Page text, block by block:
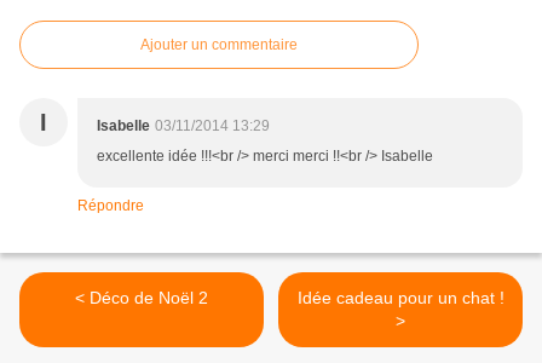
Ajouter un commentaire
I Isabelle 03/11/2014 13:29
excellente idée !!!<br /> merci merci !!<br /> Isabelle
Répondre
< Déco de Noël 2
Idée cadeau pour un chat !
>